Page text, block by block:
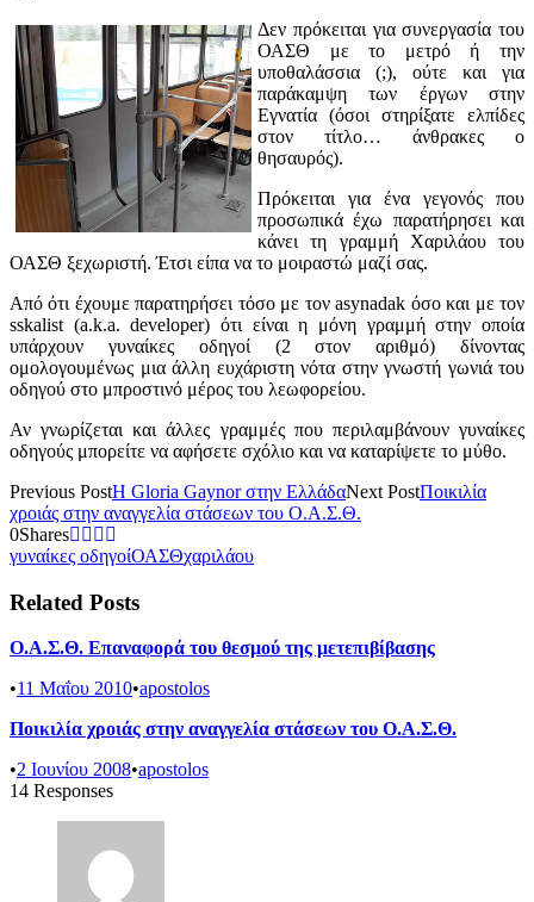
Δεν πρόκειται για συνεργασία του
ΟΑΣΘ με το μετρό ή την
υποθαλάσσια (;), ούτε και για
παράκαμψη των έργων στην
Εγνατία (όσοι στηρίξατε ελπίδες
στον τίτλο… άνθρακες ο
θησαυρός).
Πρόκειται για ένα γεγονός που
προσωπικά έχω παρατήρησει και
κάνει τη γραμμή Χαριλάου του
ΟΑΣΘ ξεχωριστή. Έτσι είπα να το μοιραστώ μαζί σας.
Από ότι έχουμε παρατηρήσει τόσο με τον asynadak όσο και με τον
sskalist (a.k.a. developer) ότι είναι η μόνη γραμμή στην οποία
υπάρχουν γυναίκες οδηγοί (2 στον αριθμό) δίνοντας
ομολογουμένως μια άλλη ευχάριστη νότα στην γνωστή γωνιά του
οδηγού στο μπροστινό μέρος του λεωφορείου.
Αν γνωρίζεται και άλλες γραμμές που περιλαμβάνουν γυναίκες
οδηγούς μπορείτε να αφήσετε σχόλιο και να καταρίψετε το μύθο.
Previous PostΗ Gloria Gaynor στην ΕλλάδαNext PostΠοικιλία
χροιάς στην αναγγελία στάσεων του Ο.Α.Σ.Θ.
0Shares
γυναίκες οδηγοίΟΑΣΘχαριλάου
Related Posts
Ο.Α.Σ.Θ. Επαναφορά του θεσμού της μετεπιβίβασης
•11 Μαΐου 2010•apostolos
Ποικιλία χροιάς στην αναγγελία στάσεων του Ο.Α.Σ.Θ.
•2 Ιουνίου 2008•apostolos
14 Responses